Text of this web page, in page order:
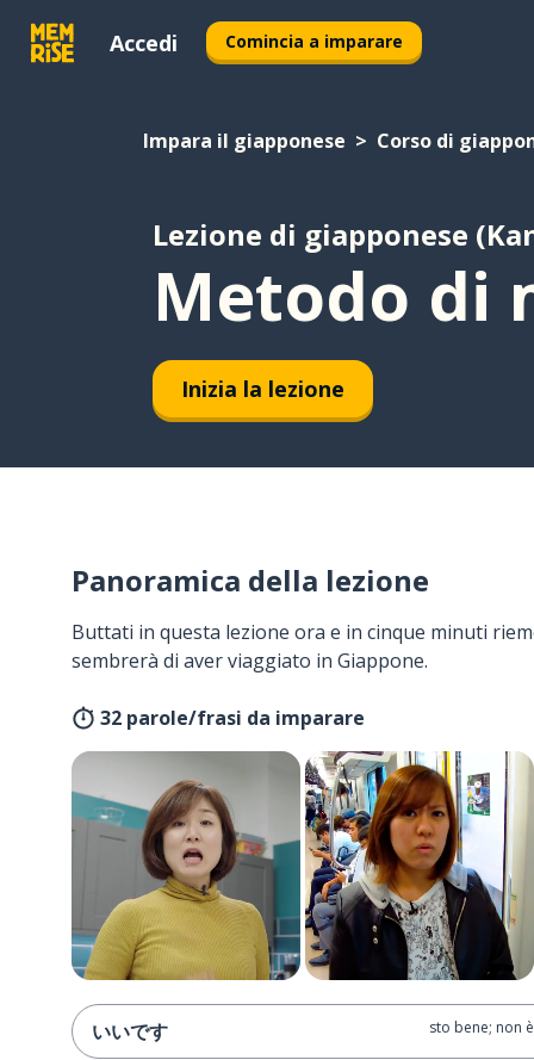
Accedi Comincia a imparare
Impara il giapponese Corso di
Lezione di giapponese
Metodo di
Inizia la lezione
Panoramica della lezione
Buttati in questa lezione ora e in cinque minuti
sembrerà di aver viaggiato in Giappone.
32 parole/frasi da imparare
いいです sto bene; non